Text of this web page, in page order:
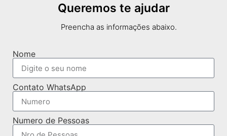
Queremos te ajudar
Preencha as informações abaixo.
Nome
Contato WhatsApp
Numero de Pessoas